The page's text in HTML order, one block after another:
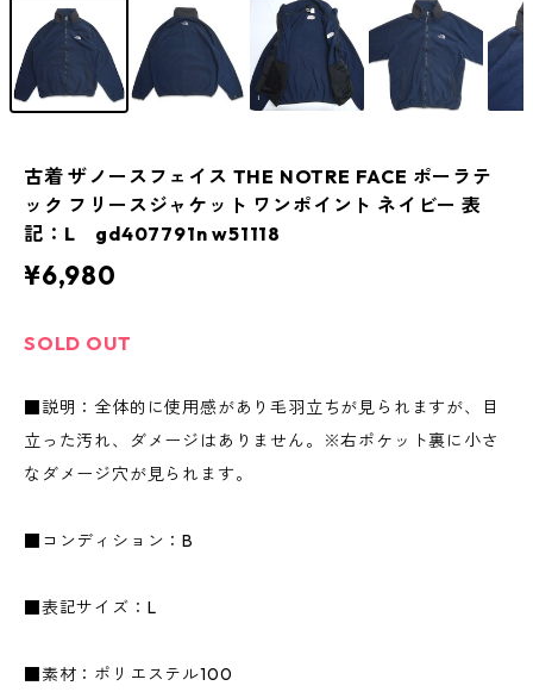
古着 ザノースフェイス THE NOTRE FACE ポーラテ
ック フリースジャケット ワンポイント ネイビー 表
記：L gd407791n w51118
¥6,980
SOLD OUT
■説明：全体的に使用感があり毛羽立ちが見られますが、目
立った汚れ、ダメージはありません。※右ポケット裏に小さ
なダメージ穴が見られます。
■コンディション：B
■表記サイズ：L
■素材：ポリエステル100